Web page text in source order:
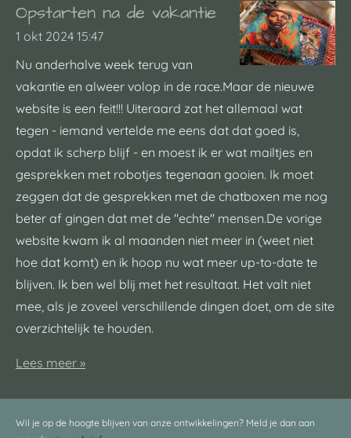
Opstarten na de vakantie
1 okt 2024 15:47
Nu anderhalve week terug van
vakantie en alweer volop in de race.Maar de nieuwe
website is een feit!!! Uiteraard zat het allemaal wat
tegen - iemand vertelde me eens dat dat goed is,
opdat ik scherp blijf - en moest ik er wat mailtjes en
gesprekken met robotjes tegenaan gooien. Ik moet
zeggen dat de gesprekken met de chatboxen me nog
beter af gingen dat met de "echte" mensen.De vorige
website kwam ik al maanden niet meer in (weet niet
hoe dat komt) en ik hoop nu wat meer up-to-date te
blijven. Ik ben wel blij met het resultaat. Het valt niet
mee, als je zoveel verschillende dingen doet, om de site
overzichtelijk te houden.
Lees meer »
Wil je op de hoogte blijven van onze ontwikkelingen? Meld je dan aan